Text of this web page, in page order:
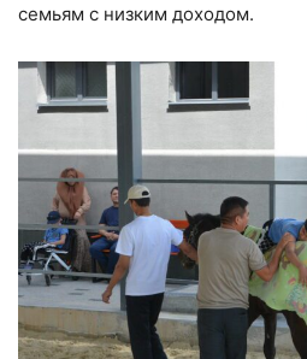
семьям с низким доходом.